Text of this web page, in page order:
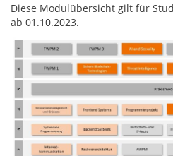
Diese Modulübersicht gilt für
ab 01.10.2023.